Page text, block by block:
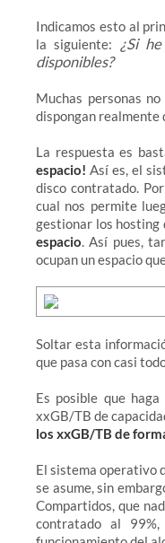
Indicamos esto al
la siguiente: ¿Si
disponibles?
Muchas personas
dispongan realmente
La respuesta es
espacio!Así es, el
disco contratado.
cual nos permite
gestionar los hosting
espacio. Así pues,
ocupan un espacio
Soltar esta
que pasa con casi
Es posible que
xxGB/TB de
los xxGB/TB de
El sistema operativo
se asume, sin
Compartidos, que
contratado al